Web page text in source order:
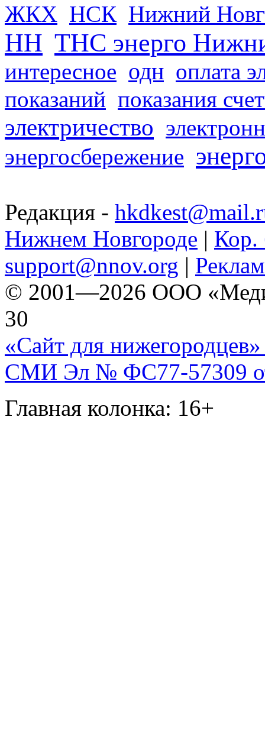
ЖКХ НСК Нижний
НН ТНС энерго
интересное одн оплата
показаний показания
электричество
энергосбережение
Редакция -
Нижнем Новгороде | Кор.
support@nnov.org |
© 2001—2026 ООО
30
«Сайт для нижегородцев»
СМИ Эл № ФС77-57309
Главная колонка: 16+